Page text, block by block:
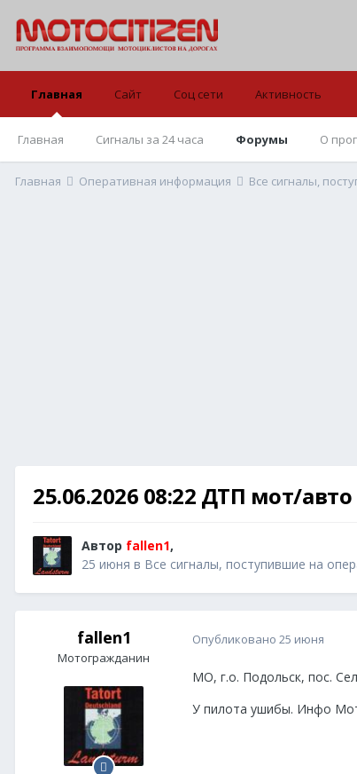
Главная
Главная Сигналы за 24 часа Форумы О
Сайт Соц сети Активность
Главная Оперативная информация Все сигналы,
25.06.2026 08:22 ДТП мот/
Автор fallen1,
25 июня в Все сигналы, поступившие на
fallen1
Мотогражданин
Опубликовано 25 июня
МО, г.о. Подольск, пос.
У пилота ушибы. Инфо